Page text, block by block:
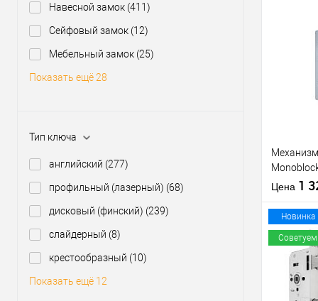
Навесной замок (411)
Сейфовый замок (12)
Мебельный замок (25)
Показать ещё 28
Тип ключа
английский (277)
профильный (лазерный) (68)
дисковый (финский) (239)
слайдерный (8)
крестообразный (10)
Показать ещё 12
Межосевое
В
Материал
Страна
Статус (гурт)
матовый
Цена 1
Купить
клик
Новинка
Советуем